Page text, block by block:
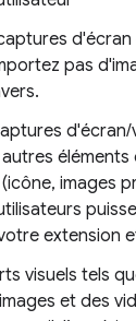
d'écran
pas
images
extension
visuels tels
et des